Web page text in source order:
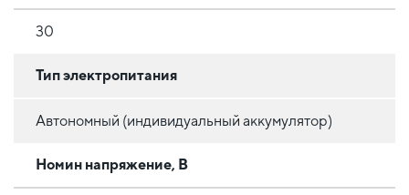
30
Тип электропитания
Автономный (индивидуальный аккумулятор)
Номин напряжение, В